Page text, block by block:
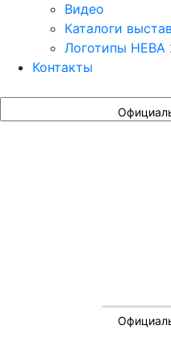
Видео
Каталоги
Логотипы НЕВА
Контакты